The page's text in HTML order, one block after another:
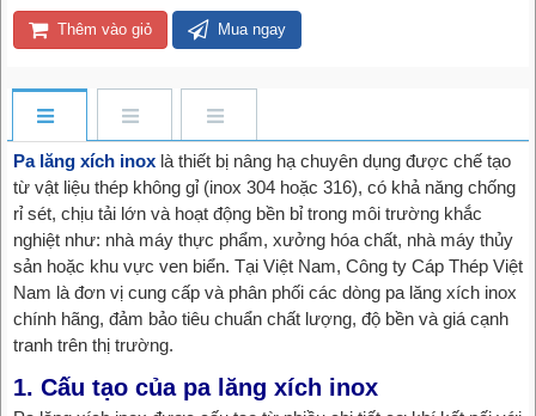
Thêm vào giỏ Mua ngay
Pa lăng xích inox là thiết bị nâng hạ chuyên dụng được chế tạo
từ vật liệu thép không gỉ (inox 304 hoặc 316), có khả năng chống
rỉ sét, chịu tải lớn và hoạt động bền bỉ trong môi trường khắc
nghiệt như: nhà máy thực phẩm, xưởng hóa chất, nhà máy thủy
sản hoặc khu vực ven biển. Tại Việt Nam, Công ty Cáp Thép Việt
Nam là đơn vị cung cấp và phân phối các dòng pa lăng xích inox
chính hãng, đảm bảo tiêu chuẩn chất lượng, độ bền và giá cạnh
tranh trên thị trường.
1. Cấu tạo của pa lăng xích inox